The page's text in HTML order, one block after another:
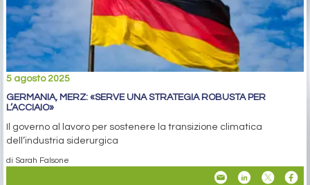
5 agosto 2025
GERMANIA, MERZ: «SERVE UNA STRATEGIA ROBUSTA PER
L’ACCIAIO»
Il governo al lavoro per sostenere la transizione climatica
dell’industria siderurgica
di Sarah Falsone